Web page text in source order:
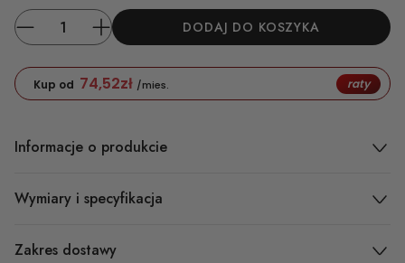
DODAJ DO KOSZYKA
Kup od 74,52zł /mies. raty
Informacje o produkcie
Wymiary i specyfikacja
Zakres dostawy